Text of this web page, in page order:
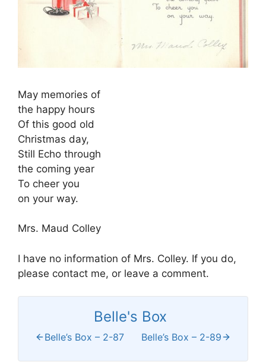
May memories of
the happy hours
Of this good old
Christmas day,
Still Echo through
the coming year
To cheer you
on your way.
Mrs. Maud Colley
I have no information of Mrs. Colley. If you do,
please contact me, or leave a comment.
Belle's Box
Belle’s Box – 2-87 Belle’s Box – 2-89